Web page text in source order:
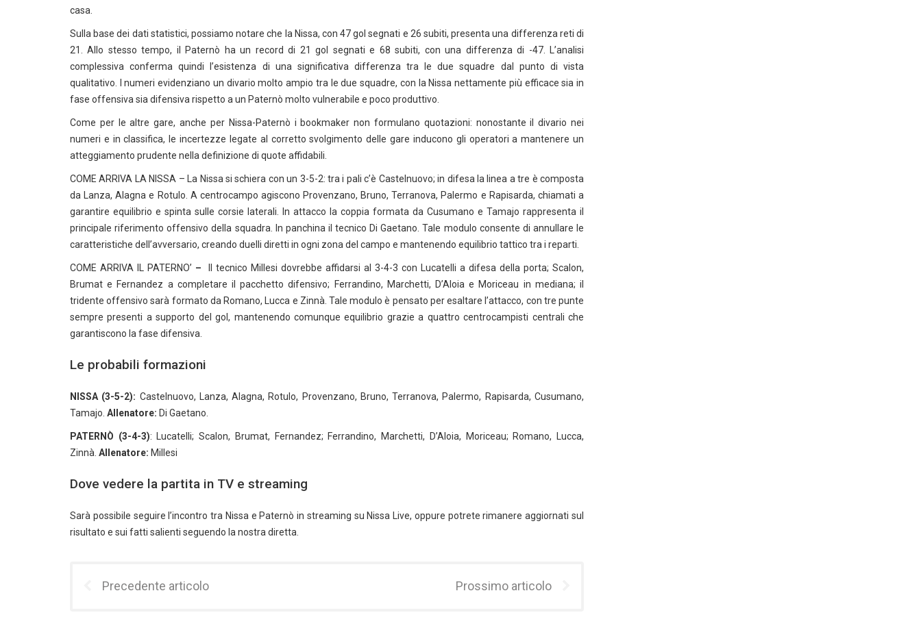
casa.
Sulla base dei dati statistici, possiamo notare che la Nissa, con 47 gol segnati e 26 subiti, presenta una differenza reti di
21. Allo stesso tempo, il Paternò ha un record di 21 gol segnati e 68 subiti, con una differenza di -47. L’analisi
complessiva conferma quindi l’esistenza di una significativa differenza tra le due squadre dal punto di vista
qualitativo. I numeri evidenziano un divario molto ampio tra le due squadre, con la Nissa nettamente più efficace sia in
fase offensiva sia difensiva rispetto a un Paternò molto vulnerabile e poco produttivo.
Come per le altre gare, anche per Nissa-Paternò i bookmaker non formulano quotazioni: nonostante il divario nei
numeri e in classifica, le incertezze legate al corretto svolgimento delle gare inducono gli operatori a mantenere un
atteggiamento prudente nella definizione di quote affidabili.
COME ARRIVA LA NISSA – La Nissa si schiera con un 3-5-2: tra i pali c’è Castelnuovo; in difesa la linea a tre è composta
da Lanza, Alagna e Rotulo. A centrocampo agiscono Provenzano, Bruno, Terranova, Palermo e Rapisarda, chiamati a
garantire equilibrio e spinta sulle corsie laterali. In attacco la coppia formata da Cusumano e Tamajo rappresenta il
principale riferimento offensivo della squadra. In panchina il tecnico Di Gaetano. Tale modulo consente di annullare le
caratteristiche dell’avversario, creando duelli diretti in ogni zona del campo e mantenendo equilibrio tattico tra i reparti.
COME ARRIVA IL PATERNO’ –
Il tecnico Millesi dovrebbe affidarsi al 3-4-3 con Lucatelli a difesa della porta; Scalon,
Brumat e Fernandez a completare il pacchetto difensivo; Ferrandino, Marchetti, D’Aloia e Moriceau in mediana; il
tridente offensivo sarà formato da Romano, Lucca e Zinnà. Tale modulo è pensato per esaltare l’attacco, con tre punte
sempre presenti a supporto del gol, mantenendo comunque equilibrio grazie a quattro centrocampisti centrali che
garantiscono la fase difensiva.
Le probabili formazioni
NISSA (3-5-2): Castelnuovo, Lanza, Alagna, Rotulo, Provenzano, Bruno, Terranova, Palermo, Rapisarda, Cusumano,
Tamajo. Allenatore: Di Gaetano.
PATERNÒ (3-4-3): Lucatelli; Scalon, Brumat, Fernandez; Ferrandino, Marchetti, D’Aloia, Moriceau; Romano, Lucca,
Zinnà. Allenatore: Millesi
Dove vedere la partita in TV e streaming
Sarà possibile seguire l’incontro tra Nissa e Paternò in streaming su Nissa Live, oppure potrete rimanere aggiornati sul
risultato e sui fatti salienti seguendo la nostra diretta.
Precedente articolo Prossimo articolo